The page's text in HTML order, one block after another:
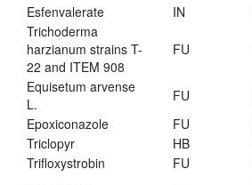
Esfenvalerate
IN
Trichoderma
harzianum strains T-
22 and ITEM 908
FU
Equisetum arvense
L.
FU
Epoxiconazole
FU
Triclopyr
HB
Trifloxystrobin
FU